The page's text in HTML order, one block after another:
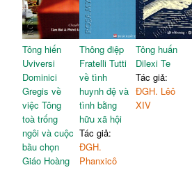
Tông hiến
Uviversi
Dominici
Gregis về
việc Tông
toà trống
ngôi và cuộc
bầu chọn
Giáo Hoàng
Thông điệp
Fratelli Tutti
về tình
huynh đệ và
tình bằng
hữu xã hội
Tác giả:
ĐGH.
Phanxicô
Tông huấn
Dilexi Te
Tác giả:
ĐGH. Lêô
XIV